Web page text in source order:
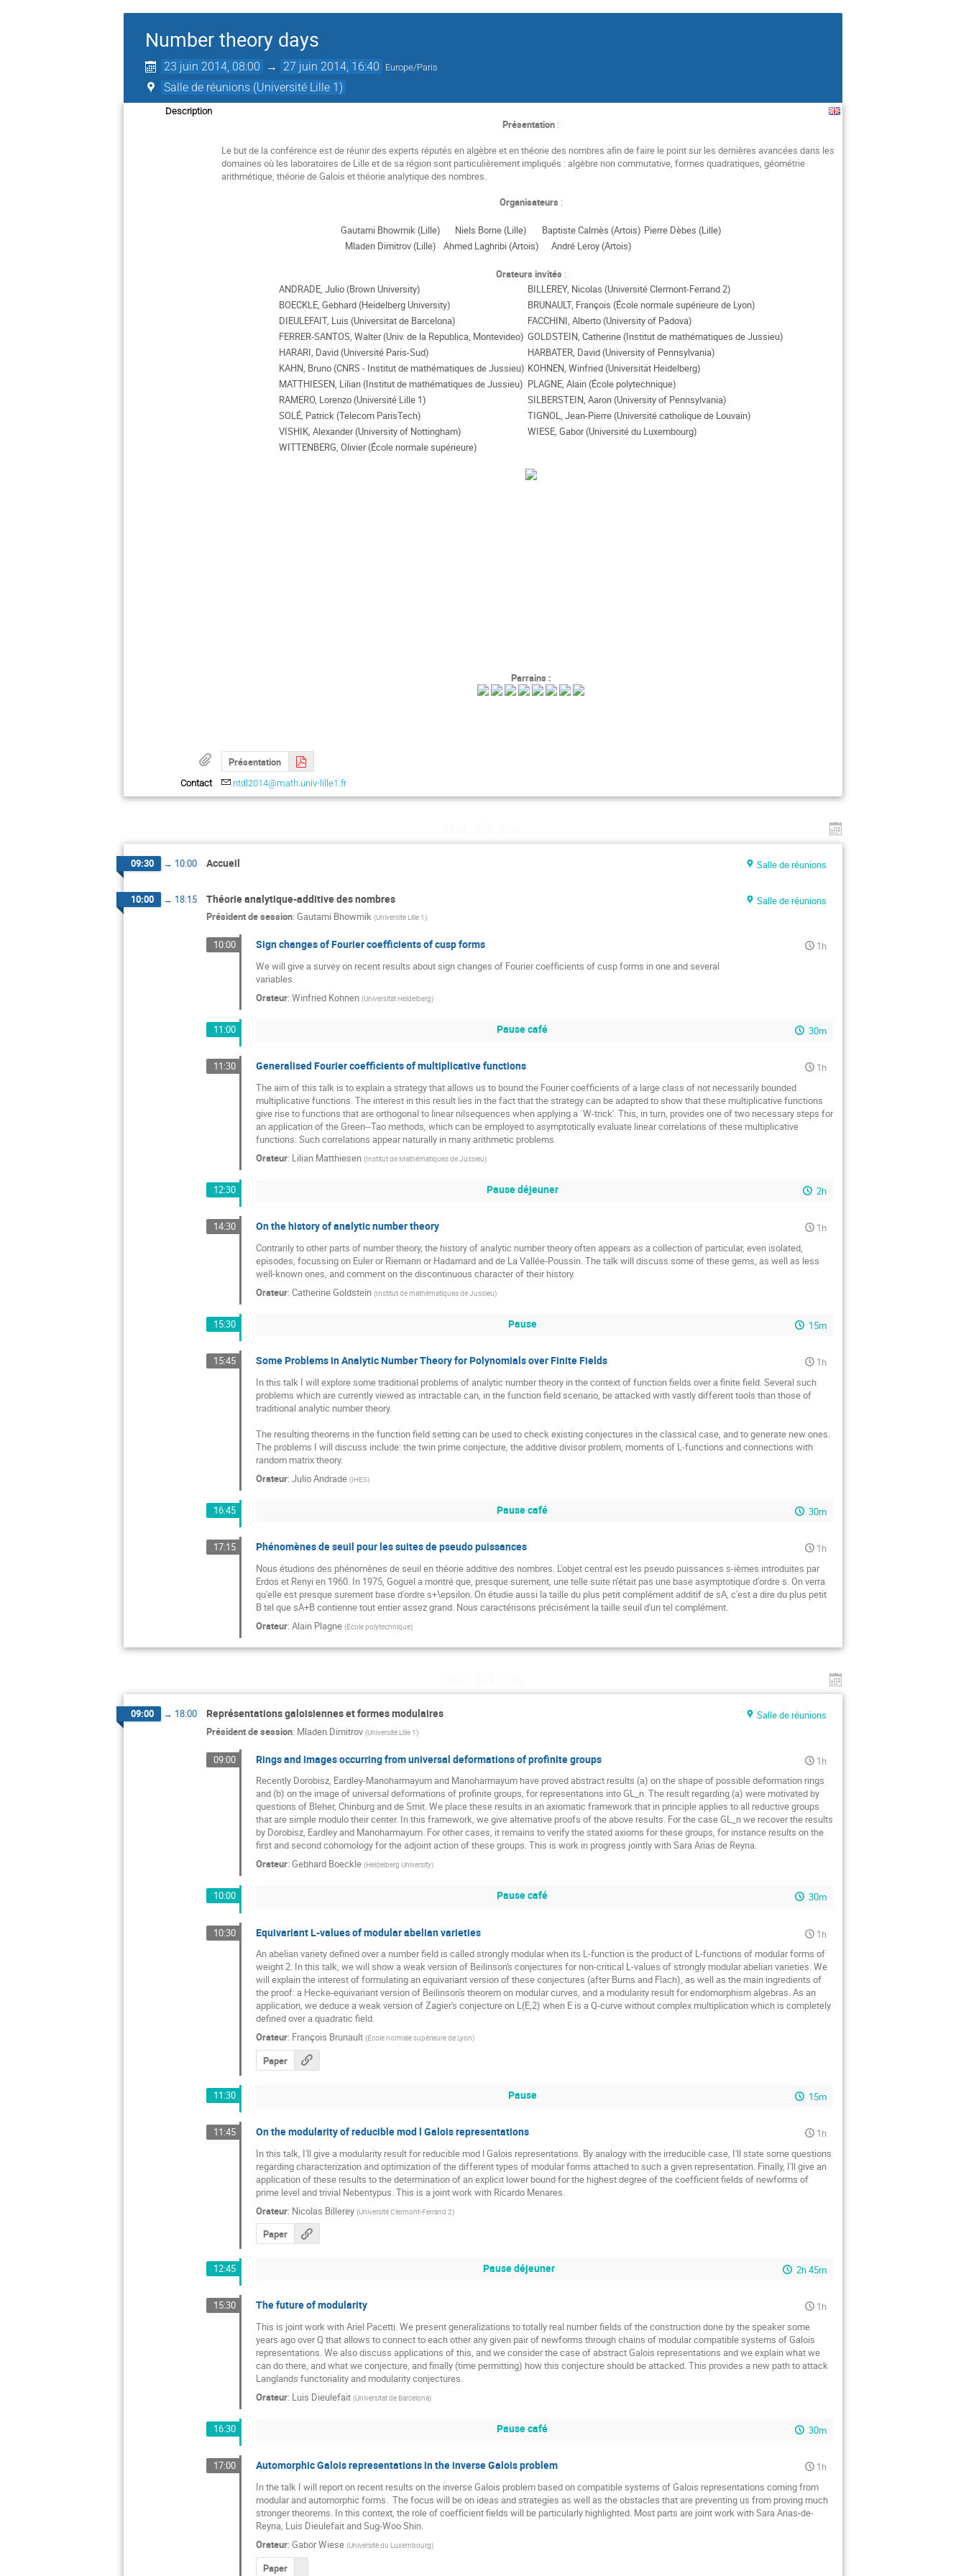
Number theory days
23 juin 2014, 08:00 → 27 juin 2014, 16:40 Europe/Paris
Salle de réunions (Université Lille 1)
Description
Présentation :
Le but de la conférence est de réunir des experts réputés en algèbre et en théorie des nombres afin de faire le point sur les dernières avancées dans les
domaines où les laboratoires de Lille et de sa région sont particulièrement impliqués : algèbre non commutative, formes quadratiques, géométrie
arithmétique, théorie de Galois et théorie analytique des nombres.
Organisateurs :
Gautami Bhowmik (Lille) Niels Borne (Lille) Baptiste Calmès (Artois) Pierre Dèbes (Lille)
Mladen Dimitrov (Lille)
Ahmed Laghribi (Artois) André Leroy (Artois)
Orateurs invités :
ANDRADE, Julio (Brown University)
BILLEREY, Nicolas (Université Clermont-Ferrand 2)
BOECKLE, Gebhard (Heidelberg University)
BRUNAULT, François (École normale supérieure de Lyon)
DIEULEFAIT, Luis (Universitat de Barcelona)
FACCHINI, Alberto (University of Padova)
FERRER-SANTOS, Walter (Univ. de la Republica, Montevideo) GOLDSTEIN, Catherine (Institut de mathématiques de Jussieu)
HARARI, David (Université Paris-Sud)
HARBATER, David (University of Pennsylvania)
KAHN, Bruno (CNRS - Institut de mathématiques de Jussieu) KOHNEN, Winfried (Universität Heidelberg)
MATTHIESEN, Lilian (Institut de mathématiques de Jussieu) PLAGNE, Alain (École polytechnique)
RAMERO, Lorenzo (Université Lille 1)
SILBERSTEIN, Aaron (University of Pennsylvania)
SOLÉ, Patrick (Telecom ParisTech)
TIGNOL, Jean-Pierre (Université catholique de Louvain)
VISHIK, Alexander (University of Nottingham)
WIESE, Gabor (Université du Luxembourg)
WITTENBERG, Olivier (École normale supérieure)
Parrains :
Présentation
Contact ntdl2014@math.univ-lille1.fr
09:30 → 10:00 Accueil Salle de réunions
10:00 → 18:15 Théorie analytique-additive des nombres
Salle de réunions
Président de session: Gautami Bhowmik (Université Lille 1)
10:00 Sign changes of Fourier coefficients of cusp forms
1h
We will give a survey on recent results about sign changes of Fourier coefficients of cusp forms in one and several
variables.
Orateur: Winfried Kohnen (Universität Heidelberg)
11:00 Pause café 30m
11:30 Generalised Fourier coefficients of multiplicative functions
1h
The aim of this talk is to explain a strategy that allows us to bound the Fourier coefficients of a large class of not necessarily bounded
multiplicative functions. The interest in this result lies in the fact that the strategy can be adapted to show that these multiplicative functions
give rise to functions that are orthogonal to linear nilsequences when applying a `W-trick'. This, in turn, provides one of two necessary steps for
an application of the Green--Tao methods, which can be employed to asymptotically evaluate linear correlations of these multiplicative
functions. Such correlations appear naturally in many arithmetic problems.
Orateur: Lilian Matthiesen (Institut de Mathématiques de Jussieu)
12:30 Pause déjeuner 2h
14:30 On the history of analytic number theory
1h
Contrarily to other parts of number theory, the history of analytic number theory often appears as a collection of particular, even isolated,
episodes, focussing on Euler or Riemann or Hadamard and de La Vallée-Poussin. The talk will discuss some of these gems, as well as less
well-known ones, and comment on the discontinuous character of their history.
Orateur: Catherine Goldstein (Institut de mathématiques de Jussieu)
15:30 Pause 15m
15:45 Some Problems in Analytic Number Theory for Polynomials over Finite Fields
1h
In this talk I will explore some traditional problems of analytic number theory in the context of function fields over a finite field. Several such
problems which are currently viewed as intractable can, in the function field scenario, be attacked with vastly different tools than those of
traditional analytic number theory.
The resulting theorems in the function field setting can be used to check existing conjectures in the classical case, and to generate new ones.
The problems I will discuss include: the twin prime conjecture, the additive divisor problem, moments of L-functions and connections with
random matrix theory.
Orateur: Julio Andrade (IHES)
16:45 Pause café 30m
17:15 Phénomènes de seuil pour les suites de pseudo puissances
1h
Nous étudions des phénomènes de seuil en théorie additive des nombres. L'objet central est les pseudo puissances s-ièmes introduites par
Erdos et Renyi en 1960. In 1975, Goguel a montré que, presque surement, une telle suite n'était pas une base asymptotique d'ordre s. On verra
qu'elle est presque surement base d'ordre s+\epsilon. On étudie aussi la taille du plus petit complément additif de sA, c'est a dire du plus petit
B tel que sA+B contienne tout entier assez grand. Nous caractérisons précisément la taille seuil d'un tel complément.
Orateur: Alain Plagne (École polytechnique)
09:00 → 18:00 Représentations galoisiennes et formes modulaires
Salle de réunions
Président de session: Mladen Dimitrov (Université Lille 1)
09:00 Rings and images occurring from universal deformations of profinite groups
1h
Recently Dorobisz, Eardley-Manoharmayum and Manoharmayum have proved abstract results (a) on the shape of possible deformation rings
and (b) on the image of universal deformations of profinite groups, for representations into GL_n. The result regarding (a) were motivated by
questions of Bleher, Chinburg and de Smit. We place these results in an axiomatic framework that in principle applies to all reductive groups
that are simple modulo their center. In this framework, we give alternative proofs of the above results. For the case GL_n we recover the results
by Dorobisz, Eardley and Manoharmayum. For other cases, it remains to verify the stated axioms for these groups, for instance results on the
first and second cohomology for the adjoint action of these groups. This is work in progress jointly with Sara Arias de Reyna.
Orateur: Gebhard Boeckle (Heidelberg University)
10:00 Pause café 30m
10:30 Equivariant L-values of modular abelian varieties
1h
An abelian variety defined over a number field is called strongly modular when its L-function is the product of L-functions of modular forms of
weight 2. In this talk, we will show a weak version of Beilinson's conjectures for non-critical L-values of strongly modular abelian varieties. We
will explain the interest of formulating an equivariant version of these conjectures (after Burns and Flach), as well as the main ingredients of
the proof: a Hecke-equivariant version of Beilinson's theorem on modular curves, and a modularity result for endomorphism algebras. As an
application, we deduce a weak version of Zagier's conjecture on L(E,2) when E is a Q-curve without complex multiplication which is completely
defined over a quadratic field.
Orateur: François Brunault (École normale supérieure de Lyon)
Paper
11:30 Pause 15m
11:45 On the modularity of reducible mod l Galois representations
1h
In this talk, I'll give a modularity result for reducible mod l Galois representations. By analogy with the irreducible case, I'll state some questions
regarding characterization and optimization of the different types of modular forms attached to such a given representation. Finally, I'll give an
application of these results to the determination of an explicit lower bound for the highest degree of the coefficient fields of newforms of
prime level and trivial Nebentypus. This is a joint work with Ricardo Menares.
Orateur: Nicolas Billerey (Université Clermont-Ferrand 2)
Paper
12:45 Pause déjeuner 2h 45m
15:30 The future of modularity
1h
This is joint work with Ariel Pacetti. We present generalizations to totally real number fields of the construction done by the speaker some
years ago over Q that allows to connect to each other any given pair of newforms through chains of modular compatible systems of Galois
representations. We also discuss applications of this, and we consider the case of abstract Galois representations and we explain what we
can do there, and what we conjecture, and finally (time permitting) how this conjecture should be attacked. This provides a new path to attack
Langlands functoriality and modularity conjectures.
Orateur: Luis Dieulefait (Universitat de Barcelona)
16:30 Pause café 30m
17:00 Automorphic Galois representations in the inverse Galois problem
1h
In the talk I will report on recent results on the inverse Galois problem based on compatible systems of Galois representations coming from
modular and automorphic forms.  The focus will be on ideas and strategies as well as the obstacles that are preventing us from proving much
stronger theorems. In this context, the role of coefficient fields will be particularly highlighted. Most parts are joint work with Sara Arias-de-
Reyna, Luis Dieulefait and Sug-Woo Shin.
Orateur: Gabor Wiese (Université du Luxembourg)
Paper